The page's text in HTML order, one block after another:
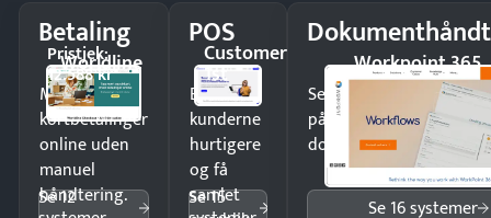
Betaling
Worldline
Pristjek:
12.588 kr
Modtag
kortbetalinger
online uden
manuel
håndtering.
Se 12
POS
Customer
1st
Ekspedér
kunderne
hurtigere
og få
samlet
Se 15
Workpoint 365
Send kontrakter til
på minutter og mist
dokumenter.
Se 16 systemer